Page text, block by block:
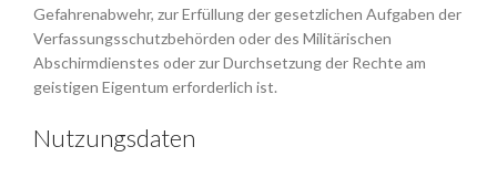
Gefahrenabwehr, zur Erfüllung der gesetzlichen Aufgaben der
Verfassungsschutzbehörden oder des Militärischen
Abschirmdienstes oder zur Durchsetzung der Rechte am
geistigen Eigentum erforderlich ist.
Nutzungsdaten